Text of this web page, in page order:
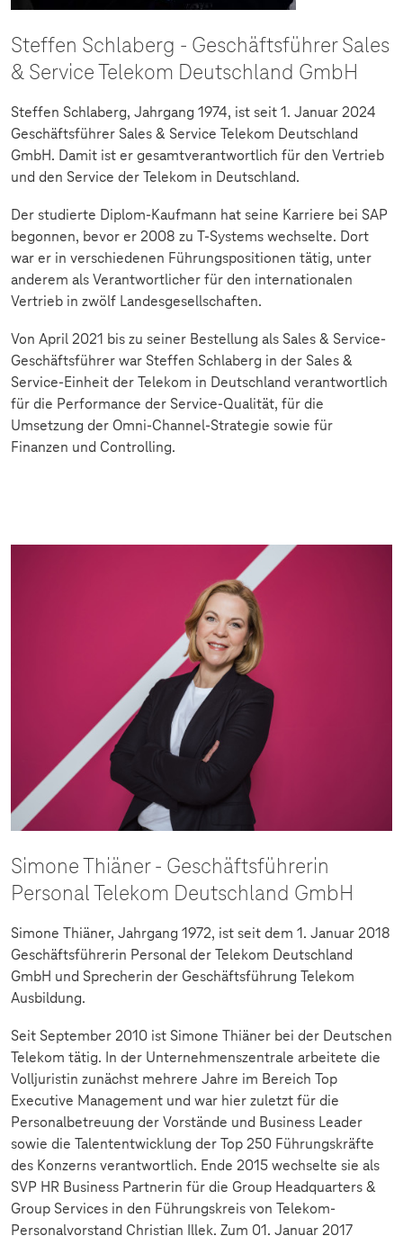
Steffen Schlaberg - Geschäftsführer Sales
& Service Telekom Deutschland GmbH
Steffen Schlaberg, Jahrgang 1974, ist seit 1. Januar 2024
Geschäftsführer Sales & Service Telekom Deutschland
GmbH. Damit ist er gesamtverantwortlich für den Vertrieb
und den Service der Telekom in Deutschland.
Der studierte Diplom-Kaufmann hat seine Karriere bei SAP
begonnen, bevor er 2008 zu T-Systems wechselte. Dort
war er in verschiedenen Führungspositionen tätig, unter
anderem als Verantwortlicher für den internationalen
Vertrieb in zwölf Landesgesellschaften.
Von April 2021 bis zu seiner Bestellung als Sales & Service-
Geschäftsführer war Steffen Schlaberg in der Sales &
Service-Einheit der Telekom in Deutschland verantwortlich
für die Performance der Service-Qualität, für die
Umsetzung der Omni-Channel-Strategie sowie für
Finanzen und Controlling.
Simone Thiäner - Geschäftsführerin
Personal Telekom Deutschland GmbH
Simone Thiäner, Jahrgang 1972, ist seit dem 1. Januar 2018
Geschäftsführerin Personal der Telekom Deutschland
GmbH und Sprecherin der Geschäftsführung Telekom
Ausbildung.
Seit September 2010 ist Simone Thiäner bei der Deutschen
Telekom tätig. In der Unternehmenszentrale arbeitete die
Volljuristin zunächst mehrere Jahre im Bereich Top
Executive Management und war hier zuletzt für die
Personalbetreuung der Vorstände und Business Leader
sowie die Talententwicklung der Top 250 Führungskräfte
des Konzerns verantwortlich. Ende 2015 wechselte sie als
SVP HR Business Partnerin für die Group Headquarters &
Group Services in den Führungskreis von Telekom-
Personalvorstand Christian Illek. Zum 01. Januar 2017